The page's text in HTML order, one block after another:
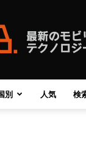
自
別 人気 検